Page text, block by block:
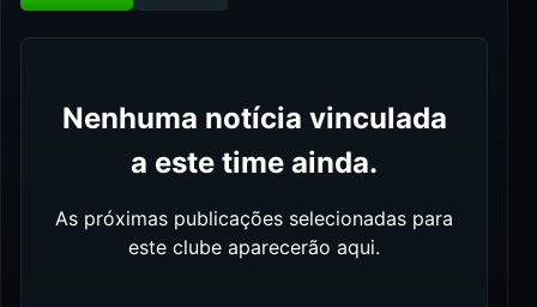
Nenhuma notícia vinculada
a este time ainda.
As próximas publicações selecionadas para
este clube aparecerão aqui.